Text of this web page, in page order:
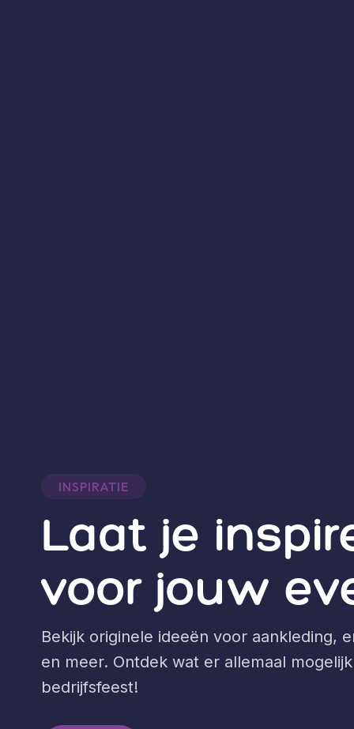
INSPIRATIE
Laat je
voor jouw
Bekijk originele ideeën voor aankleding,
en meer. Ontdek wat er allemaal
bedrijfsfeest!